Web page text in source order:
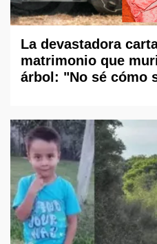
La devastadora
matrimonio que
árbol: "No sé cómo